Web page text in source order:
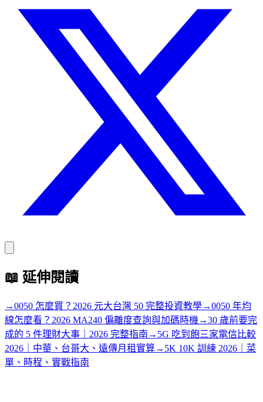
📖 延伸閱讀
→0050 怎麼買？2026 元大台灣 50 完整投資教學→0050 年均
線怎麼看？2026 MA240 偏離度查詢與加碼時機 →30 歲前要完
成的 5 件理財大事｜2026 完整指南 → 5G 吃到飽三家電信比較
2026｜中華、台哥大、遠傳月租實算→ 5K 10K 訓練 2026｜菜
單、時程、實戰指南